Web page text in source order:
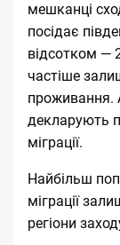
мешканці
посідає
відсотком —
частіше
проживання.
декларують
міграції.
Найбільш
міграції
регіони